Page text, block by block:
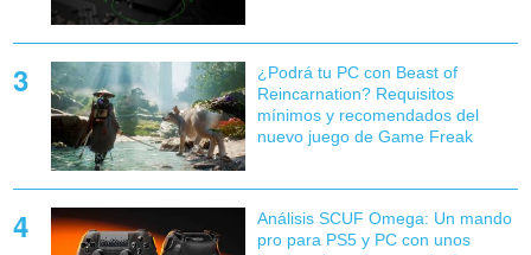
¿Podrá tu PC con Beast of
Reincarnation? Requisitos
mínimos y recomendados del
nuevo juego de Game Freak
Análisis SCUF Omega: Un mando
pro para PS5 y PC con unos